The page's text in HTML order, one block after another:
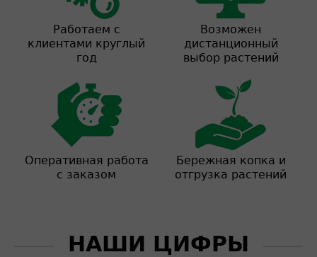
Работаем с
клиентами круглый
год
Возможен
дистанционный
выбор растений
Оперативная работа
с заказом
Бережная копка и
отгрузка растений
НАШИ ЦИФРЫ